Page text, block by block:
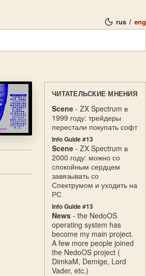
rus / eng
ЧИТАТЕЛЬСКИЕ МНЕНИЯ
Scene - ZX Spectrum в
1999 году: трейдеры
перестали покупать софт
Info Guide #13
Scene - ZX Spectrum в
2000 году: можно со
спокойным сердцем
завязывать со
Спектрумом и уходить на
РС
Info Guide #13
News - the NedoOS
operating system has
become my main project.
A few more people joined
the NedoOS project (
DimkaM, Demige, Lord
Vader, etc.)